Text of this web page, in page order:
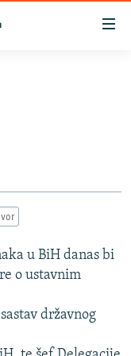
u BiH danas bi
o ustavnim
državnog